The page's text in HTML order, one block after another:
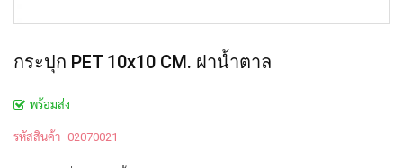
กระปุก PET 10x10 CM. ฝาน้ำตาล
พร้อมส่ง
รหัสสินค้า 02070021